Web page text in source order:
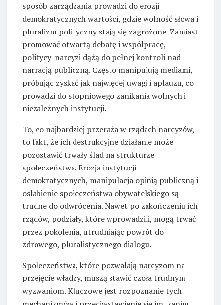
sposób zarządzania prowadzi do erozji
demokratycznych wartości, gdzie wolność słowa i
pluralizm polityczny stają się zagrożone. Zamiast
promować otwartą debatę i współpracę,
politycy-narcyzi dążą do pełnej kontroli nad
narracją publiczną. Często manipulują mediami,
próbując zyskać jak najwięcej uwagi i aplauzu, co
prowadzi do stopniowego zanikania wolnych i
niezależnych instytucji.
To, co najbardziej przeraża w rządach narcyzów,
to fakt, że ich destrukcyjne działanie może
pozostawić trwały ślad na strukturze
społeczeństwa. Erozja instytucji
demokratycznych, manipulacja opinią publiczną i
osłabienie społeczeństwa obywatelskiego są
trudne do odwrócenia. Nawet po zakończeniu ich
rządów, podziały, które wprowadzili, mogą trwać
przez pokolenia, utrudniając powrót do
zdrowego, pluralistycznego dialogu.
Społeczeństwa, które pozwalają narcyzom na
przejęcie władzy, muszą stawić czoła trudnym
wyzwaniom. Kluczowe jest rozpoznanie tych